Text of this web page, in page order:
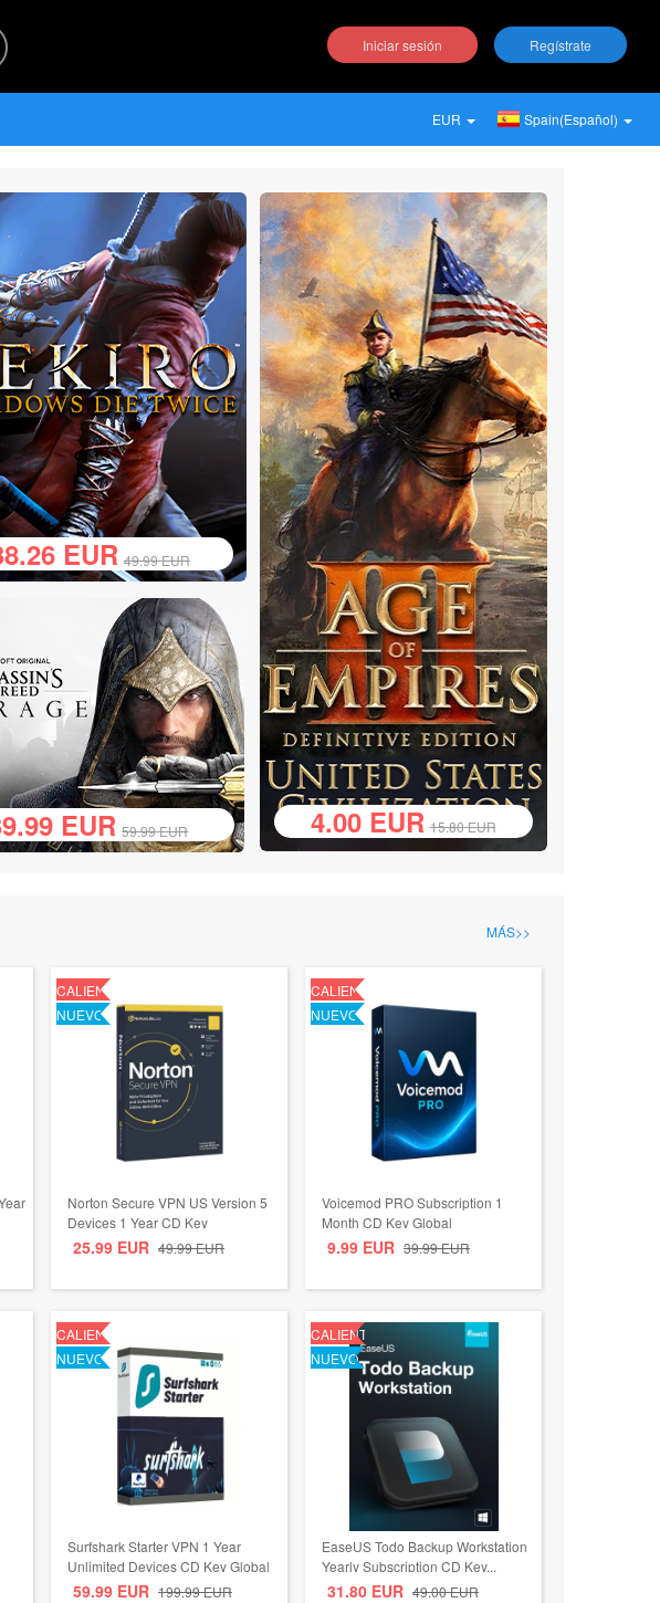
Iniciar sesión Regístrate
EUR Spain(Español)
EUR 49.99EUR
EUR 59.99EUR 4.00 EUR 15.80EUR
MÁS>>
CALIENTE
NUEVO
Norton Secure VPN US Version 5
Devices 1 Year CD Key
25.99 EUR 49.99EUR
CALIENTE
NUEVO
Voicemod PRO Subscription 1
Month CD Key Global
9.99 EUR 39.99EUR
CALIENTE
NUEVO
Surfshark Starter VPN 1 Year
Unlimited Devices CD Key Global
59.99 EUR 199.99EUR
CALIENTE
NUEVO
EaseUS Todo Backup Workstation
Yearly Subscription CD Key...
31.80 EUR 49.00EUR